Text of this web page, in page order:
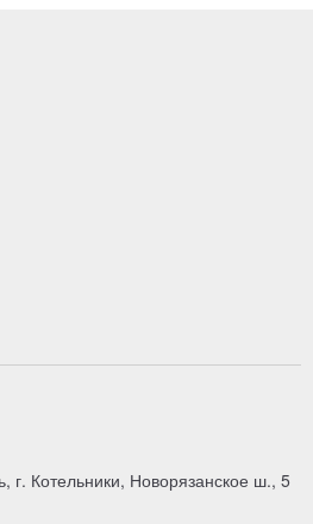
, г. Котельники, Новорязанское ш., 5